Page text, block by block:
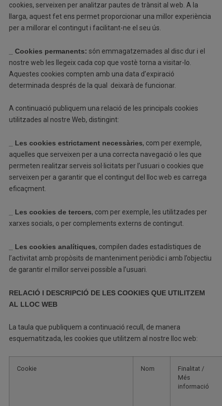
cookies, serveixen per analitzar pautes de trànsit al web. A la
llarga, aquest fet ens permet proporcionar una millor experiència
per a millorar el contingut i facilitant-ne el seu ús.
_ Cookies permanents: són emmagatzemades al disc dur i el
nostre web les llegeix cada cop que vostè torna a visitar-lo.
Aquestes cookies compten amb una data d’expiració
determinada després de la qual deixarà de funcionar.
A continuació publiquem una relació de les principals cookies
utilitzades al nostre Web, distingint:
_ Les cookies estrictament necessàries, com per exemple,
aquelles que serveixen per a una correcta navegació o les que
permeten realitzar serveis sol·licitats per l’usuari o cookies que
serveixen per a garantir que el contingut del lloc web es carrega
eficaçment.
_ Les cookies de tercers, com per exemple, les utilitzades per
xarxes socials, o per complements externs de contingut.
_ Les cookies analítiques, compilen dades estadístiques de
l’activitat amb propòsits de manteniment periòdic i amb l’objectiu
de garantir el millor servei possible a l’usuari.
RELACIÓ I DESCRIPCIÓ DE LES COOKIES QUE UTILITZEM
AL LLOC WEB
La taula que publiquem a continuació recull, de manera
esquematitzada, les cookies que utilitzem al nostre lloc web:
Cookie Nom
Finalitat /
Més
informació